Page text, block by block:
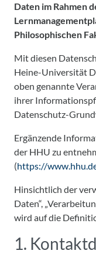
Daten im Rahmen
Philosophischen
Mit diesen
Heine-Universität
oben genannte
ihrer
Datenschutz-
Ergänzende
der HHU zu
(https://
Hinsichtlich der
Daten“,
wird auf die
1.